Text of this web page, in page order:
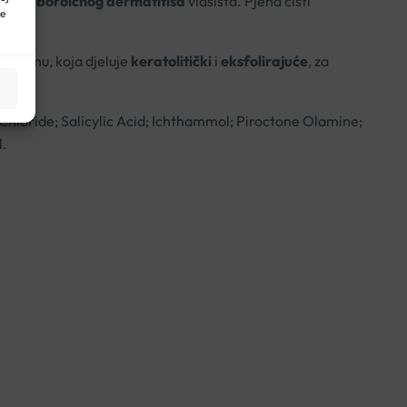
koja djeluje keratolitički i eksfolirajuće, za
Salicylic Acid; Ichthammol; Piroctone Olamine;